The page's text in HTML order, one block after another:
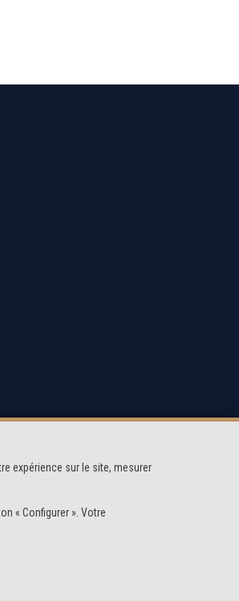
expérience sur le site, mesurer
« Configurer ». Votre